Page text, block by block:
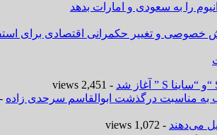
را به سعودی و امارات بدهد
خصوصی و تغییر حکمرانی اقتصادی برای
- 2,451 views
به مناسبت درگذشت ابوالقاسم سرحدی زاده - 1,633 views
می‌دهند - 1,072 views